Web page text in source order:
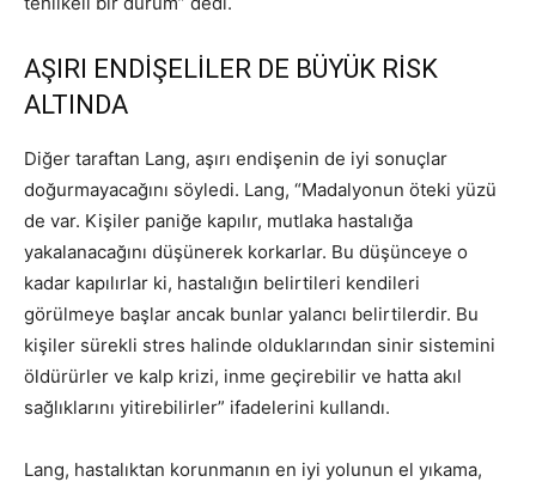
AŞIRI ENDİŞELİLER DE BÜYÜK RİSK
ALTINDA
Diğer taraftan Lang, aşırı endişenin de iyi sonuçlar
doğurmayacağını söyledi. Lang, “Madalyonun öteki yüzü
de var. Kişiler paniğe kapılır, mutlaka hastalığa
yakalanacağını düşünerek korkarlar. Bu düşünceye o
kadar kapılırlar ki, hastalığın belirtileri kendileri
görülmeye başlar ancak bunlar yalancı belirtilerdir. Bu
kişiler sürekli stres halinde olduklarından sinir sistemini
öldürürler ve kalp krizi, inme geçirebilir ve hatta akıl
sağlıklarını yitirebilirler” ifadelerini kullandı.
Lang, hastalıktan korunmanın en iyi yolunun el yıkama,